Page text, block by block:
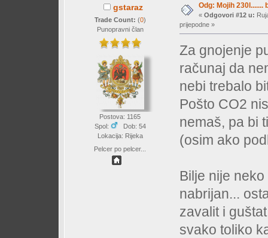
gstaraz
Trade Count: (0)
Punopravni član
Postova: 1165
Spol:
Dob: 54
Lokacija: Rijeka
Pelcer po pelcer...
Odg: Mojih 230l.......
« Odgovori #12 u:
prijepodne »
Za gnojenje
računaj da
nebi trebalo
Pošto CO2
nemaš, pa bi
(osim ako
Bilje nije
nabrijan...
zavalit i
svako toliko